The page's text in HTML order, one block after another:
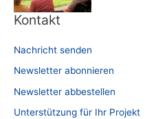
Kontakt
Nachricht senden
Newsletter abonnieren
Newsletter abbestellen
Unterstützung für Ihr Projekt